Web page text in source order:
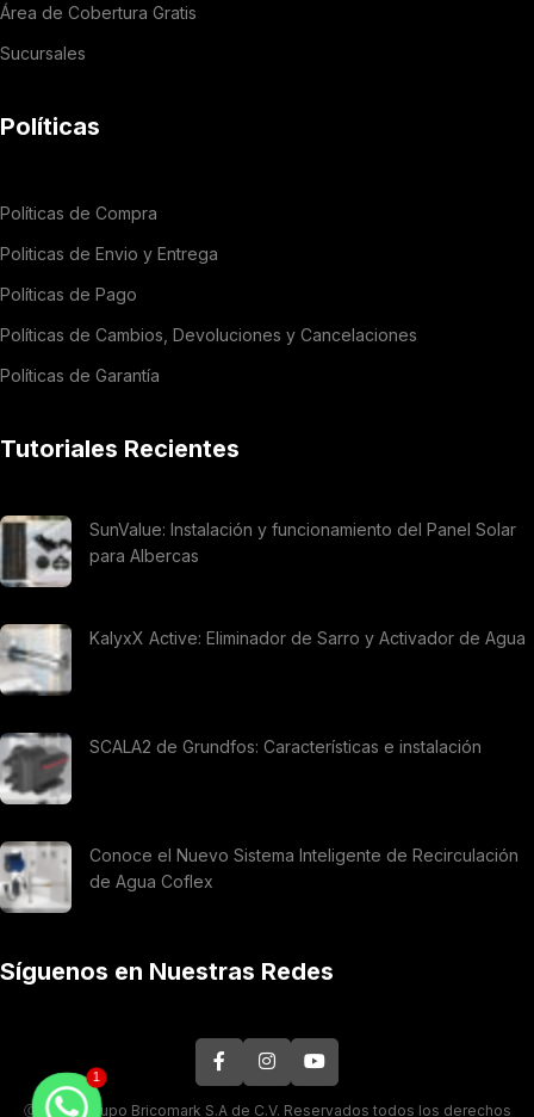
Área de Cobertura Gratis
Sucursales
Políticas
Políticas de Compra
Politicas de Envio y Entrega
Políticas de Pago
Políticas de Cambios, Devoluciones y Cancelaciones
Políticas de Garantía
Tutoriales Recientes
SunValue: Instalación y funcionamiento del Panel Solar
para Albercas
KalyxX Active: Eliminador de Sarro y Activador de Agua
SCALA2 de Grundfos: Características e instalación
Conoce el Nuevo Sistema Inteligente de Recirculación
de Agua Coflex
Síguenos en Nuestras Redes
Ⓒ 2026. Grupo Bricomark S.A de C.V. Reservados todos los derechos
1